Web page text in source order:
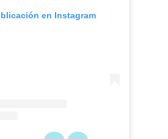
en Instagram